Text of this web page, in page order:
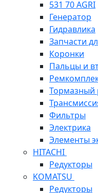
531 70 AGRI
Генератор
Гидравлика
Запчасти
Коронки
Пальцы и
Тормазный
Фильтры
Электрика
Элементы
HITACHI
Редукторы
KOMATSU
Редукторы